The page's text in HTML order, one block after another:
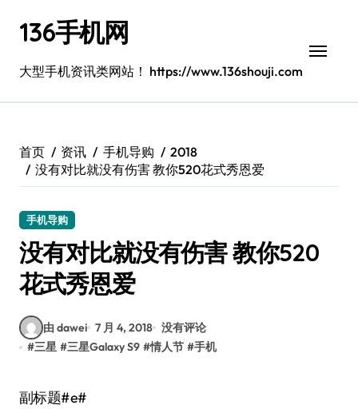
136手机网
大型手机资讯类网站！ https://www.136shouji.com
首页 资讯 手机导购
2018
没有对比就没有伤害 教你520花式秀恩爱
手机导购
没有对比就没有伤害 教你520
花式秀恩爱
由 dawei 7 月 4, 2018 没有评论
#三星 #三星Galaxy S9 #情人节 #手机
副标题#e#